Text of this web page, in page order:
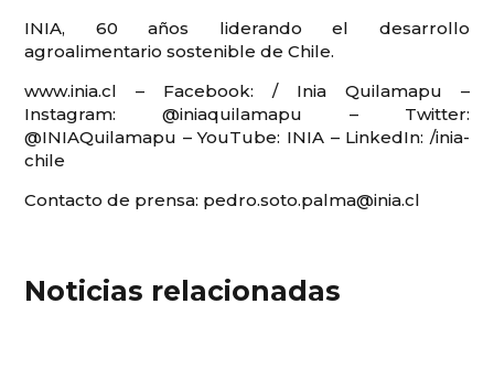
INIA, 60 años liderando el desarrollo
agroalimentario sostenible de Chile.
www.inia.cl – Facebook: / Inia Quilamapu –
Instagram: @iniaquilamapu – Twitter:
@INIAQuilamapu – YouTube: INIA – LinkedIn: /inia-
chile
Contacto de prensa: pedro.soto.palma@inia.cl
Noticias relacionadas